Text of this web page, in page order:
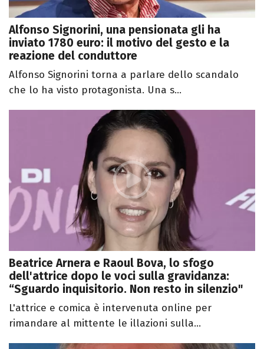
Alfonso Signorini, una pensionata gli ha
inviato 1780 euro: il motivo del gesto e la
reazione del conduttore
Alfonso Signorini torna a parlare dello scandalo
che lo ha visto protagonista. Una s...
Beatrice Arnera e Raoul Bova, lo sfogo
dell'attrice dopo le voci sulla gravidanza:
“Sguardo inquisitorio. Non resto in silenzio"
L'attrice e comica è intervenuta online per
rimandare al mittente le illazioni sulla...